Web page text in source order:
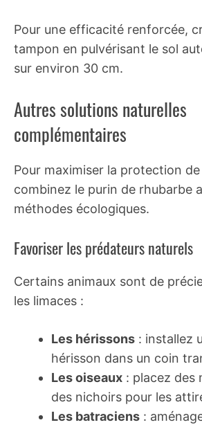
Pour une efficacité renforcée,
tampon en pulvérisant le sol
sur environ 30 cm.
Autres solutions naturelles
complémentaires
Pour maximiser la protection
combinez le purin de rhubarbe
méthodes écologiques.
Favoriser les prédateurs naturels
Certains animaux sont de
les limaces :
Les hérissons : installez
hérisson dans un coin
Les oiseaux : placez des
des nichoirs pour les
Les batraciens :